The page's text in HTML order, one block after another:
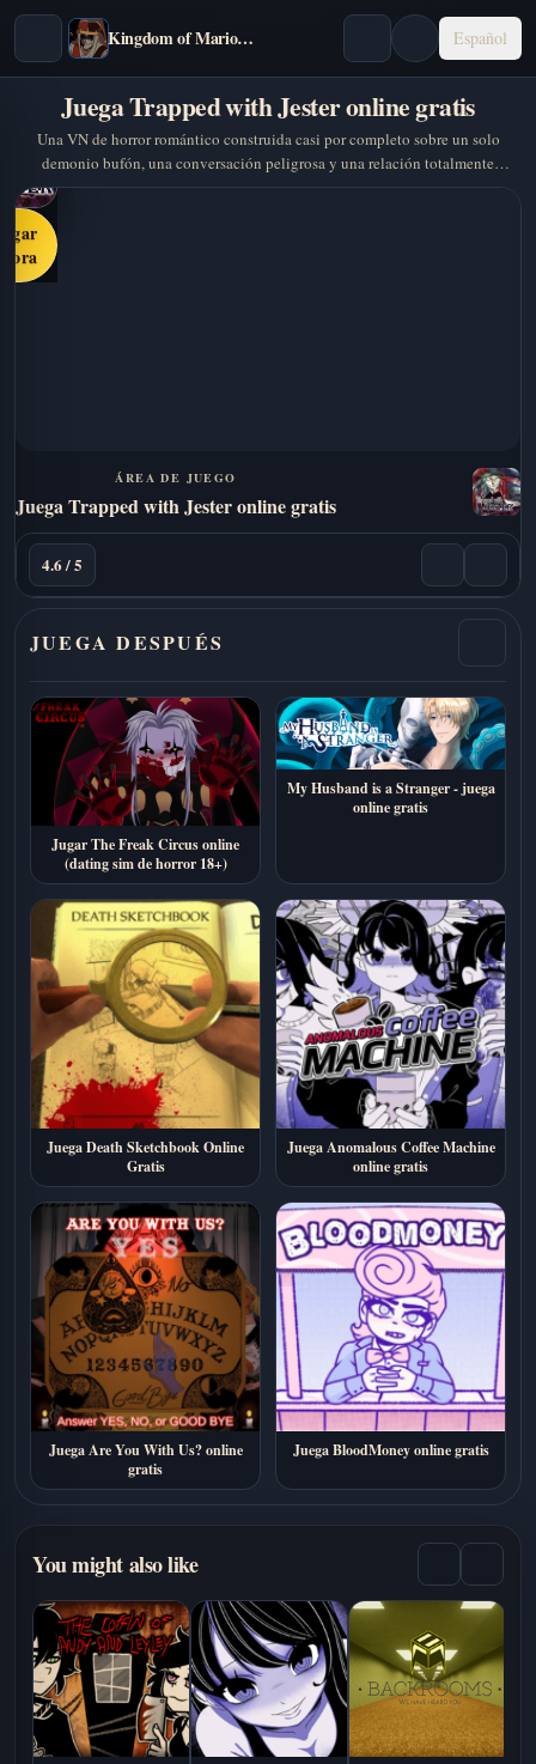
Kingdom of Marionettes Español
Juega Trapped with Jester online gratis
Una VN de horror romántico construida casi por completo sobre un solo
demonio bufón, una conversación peligrosa y una relación totalmente
desequilibrada.
ÁREA DE JUEGO
Juega Trapped with Jester online gratis
4.6 / 5
JUEGA DESPUÉS
Jugar The Freak Circus online
(dating sim de horror 18+)
My Husband is a Stranger - juega
online gratis
Juega Death Sketchbook Online
Gratis
Juega Anomalous Coffee Machine
online gratis
Juega Are You With Us? online
gratis
Juega BloodMoney online gratis
You might also like